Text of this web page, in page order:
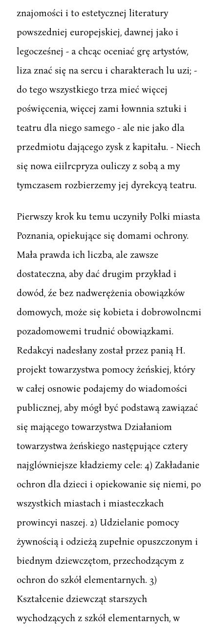
znajomości i to estetycznej literatury
powszedniej europejskiej, dawnej jako i
legocześnej - a chcąc oceniać grę artystów,
liza znać się na sercu i charakterach lu uzi; -
do tego wszystkiego trza mieć więcej
poświęcenia, więcej zami łownnia sztuki i
teatru dla niego samego - ale nie jako dla
przedmiotu dającego zysk z kapitału. - Niech
się nowa eiilrcpryza ouliczy z sobą a my
tymczasem rozbierzemy jej dyrekcyą teatru.
Pierwszy krok ku temu uczyniły Polki miasta
Poznania, opiekujące się domami ochrony.
Mała prawda ich liczba, ale zawsze
dostateczna, aby dać drugim przykład i
dowód, źe bez nadwerężenia obowiązków
domowych, może się kobieta i dobrowolncmi
pozadomowemi trudnić obowiązkami.
Redakcyi nadesłany został przez panią H.
projekt towarzystwa pomocy żeńskiej, który
w całej osnowie podajemy do wiadomości
publicznej, aby mógł być podstawą zawiązać
się mającego towarzystwa Działaniom
towarzystwa żeńskiego następujące cztery
najglówniejsze kładziemy cele: 4) Zakładanie
ochron dla dzieci i opiekowanie się niemi, po
wszystkich miastach i miasteczkach
prowincyi naszej. 2) Udzielanie pomocy
żywnością i odzieżą zupełnie opuszczonym i
biednym dziewczętom, przechodzącym z
ochron do szkół elementarnych. 3)
Kształcenie dziewcząt starszych
wychodzących z szkół elementarnych, w